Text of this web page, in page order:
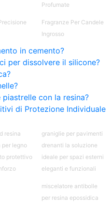
Cariche per Epossidici
bicomponente
epossidica
Glitter Epossidico
Colle epossidiche
Adesivo epossidico
epossidica Colla
epossidico pro e
plastica See
→
Profumate
Fragranze Per Candele
Ingrosso
in cemento?
per dissolvere il silicone?
con la resina?
di Protezione Individuale
resina
per legno
protettivo
graniglie per pavimenti
drenanti la soluzione
ideale per spazi esterni
eleganti e funzionali
miscelatore antibolle
per resina epossidica